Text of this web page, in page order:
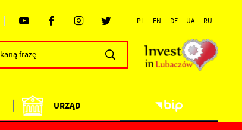
PL EN DE UA RU
URZĄD